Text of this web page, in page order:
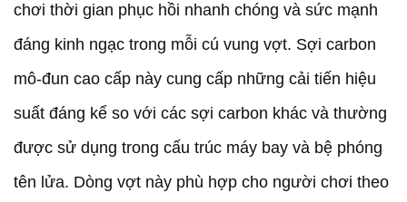
chơi thời gian phục hồi nhanh chóng và sức mạnh
đáng kinh ngạc trong mỗi cú vung vợt. Sợi carbon
mô-đun cao cấp này cung cấp những cải tiến hiệu
suất đáng kể so với các sợi carbon khác và thường
được sử dụng trong cấu trúc máy bay và bệ phóng
tên lửa. Dòng vợt này phù hợp cho người chơi theo